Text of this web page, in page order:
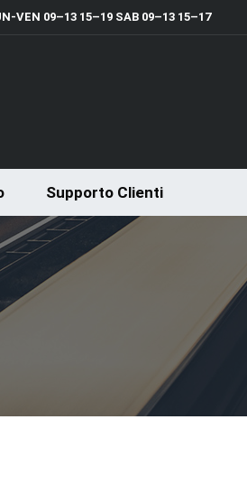
VEN 09–13 15–19 SAB 09–13 15–17
Supporto Clienti